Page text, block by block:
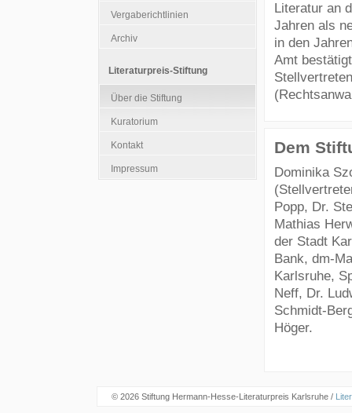
Literatur an
Jahren als
in den
Amt
Dem
Dominika
Popp, Dr.
Mathias
der Stadt
Bank, dm-
Karlsruhe,
Neff, Dr.
Schmidt-
Höger.
Vergaberichtlinien
Archiv
Literaturpreis-Stiftung
Über die Stiftung
Kuratorium
Kontakt
Impressum
© 2026 Stiftung Hermann-Hesse-Literaturpreis Karlsruhe /